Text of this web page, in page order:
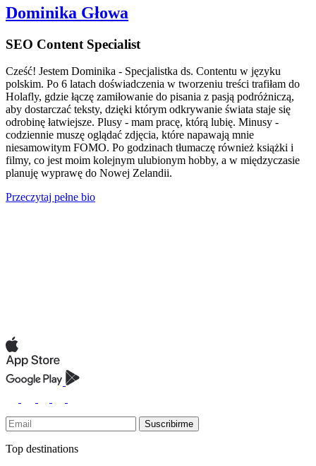
Dominika Głowa
SEO Content Specialist
Cześć! Jestem Dominika - Specjalistka ds. Contentu w języku
polskim. Po 6 latach doświadczenia w tworzeniu treści trafiłam do
Holafly, gdzie łączę zamiłowanie do pisania z pasją podróżniczą,
aby dostarczać teksty, dzięki którym odkrywanie świata staje się
odrobinę łatwiejsze. Plusy - mam pracę, którą lubię. Minusy -
codziennie muszę oglądać zdjęcia, które napawają mnie
niesamowitym FOMO. Po godzinach tłumaczę również książki i
filmy, co jest moim kolejnym ulubionym hobby, a w międzyczasie
planuję wyprawę do Nowej Zelandii.
Przeczytaj pełne bio
Suscribirme
Top destinations